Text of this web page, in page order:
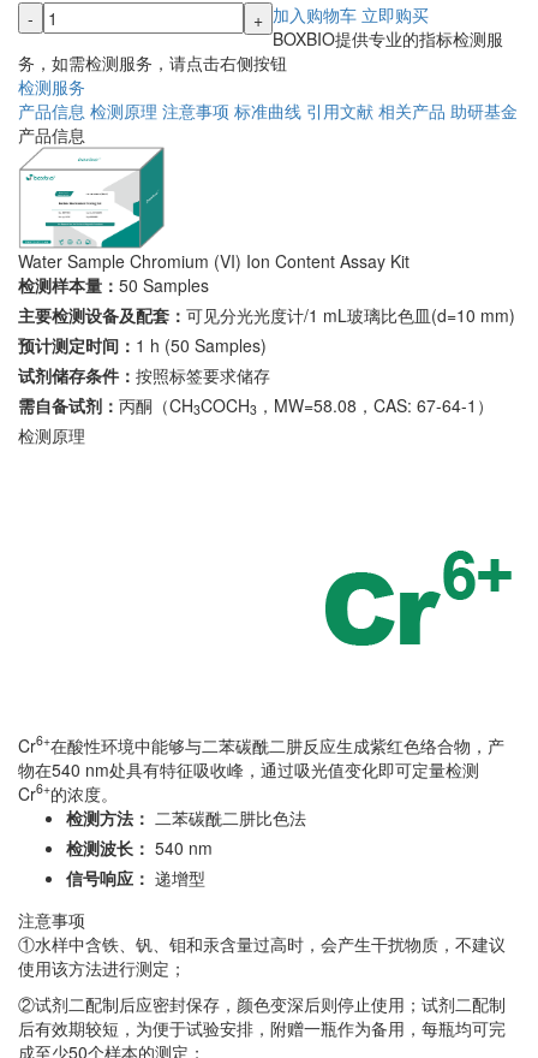
-
+ 加入购物车 立即购买
BOXBIO提供专业的指标检测服
务，如需检测服务，请点击右侧按钮
检测服务
产品信息 检测原理 注意事项 标准曲线 引用文献 相关产品 助研基金
产品信息
Water Sample Chromium (VI) Ion Content Assay Kit
检测样本量： 50 Samples
主要检测设备及配套： 可见分光光度计/1 mL玻璃比色皿(d=10 mm)
预计测定时间： 1 h (50 Samples)
试剂储存条件： 按照标签要求储存
需自备试剂： 丙酮（CH3COCH3 ，MW=58.08，CAS: 67-64-1）
检测原理
Cr6+在酸性环境中能够与二苯碳酰二肼反应生成紫红色络合物，产
物在540 nm处具有特征吸收峰，通过吸光值变化即可定量检测
Cr6+的浓度。
检测方法： 二苯碳酰二肼比色法
检测波长： 540 nm
信号响应： 递增型
注意事项
①水样中含铁、钒、钼和汞含量过高时，会产生干扰物质，不建议
使用该方法进行测定；
②试剂二配制后应密封保存，颜色变深后则停止使用；试剂二配制
后有效期较短，为便于试验安排，附赠一瓶作为备用，每瓶均可完
成至少50个样本的测定；